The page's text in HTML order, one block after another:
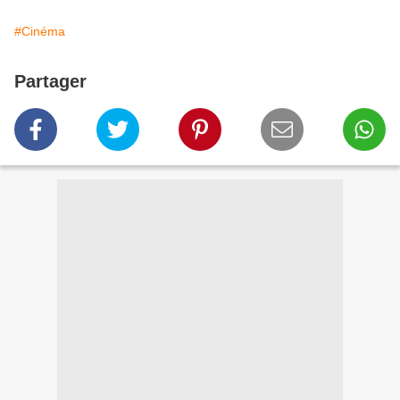
#Cinéma
Partager